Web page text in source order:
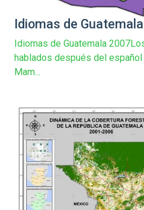
Idiomas de Guatemala
Idiomas de Guatemala
hablados después del español
Mam...